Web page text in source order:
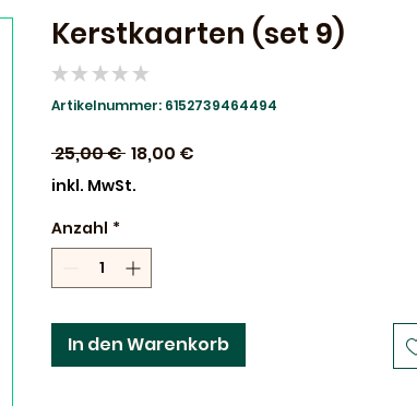
Kerstkaarten (set 9)
★ ★ ★ ★ ★
Artikelnummer: 6152739464494
25,00 € Standardpreis
18,00 €
inkl. MwSt.
Anzahl *
In den Warenkorb